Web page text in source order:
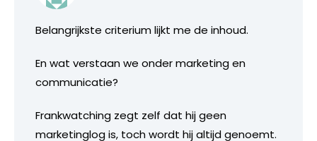
Belangrijkste criterium lijkt me de inhoud.
En wat verstaan we onder marketing en
communicatie?
Frankwatching zegt zelf dat hij geen
marketinglog is, toch wordt hij altijd genoemt.